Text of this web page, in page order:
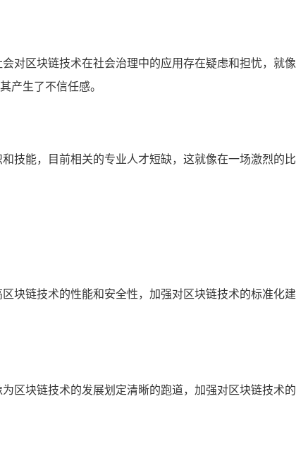
对区块链技术在社会治理中的应用存在疑虑和担忧，就
产生了不信任感。
技能，目前相关的专业人才短缺，这就像在一场激烈的
块链技术的性能和安全性，加强对区块链技术的标准化
区块链技术的发展划定清晰的跑道，加强对区块链技术